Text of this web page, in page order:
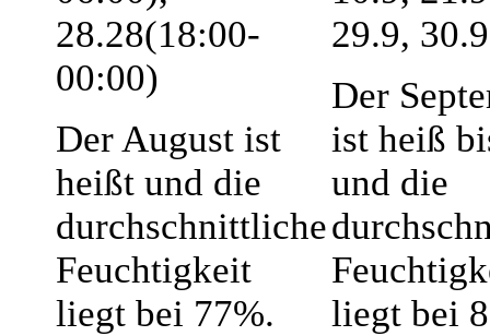
28.28(18:00-
00:00)
Der August ist
heißt und die
durchschnittliche
Feuchtigkeit
liegt bei 77%.
29.9, 30.9
Der
ist heiß
und die
liegt bei